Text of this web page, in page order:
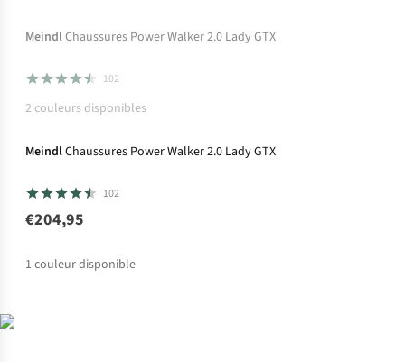
Temporairement en rupture de stock mais
MeindlChaussures Power Walker 2.0 Lady GTX
102
2 couleurs disponibles
Gore-Tex
MeindlChaussures Power Walker 2.0 Lady GTX
102
€204,95
1 couleur disponible